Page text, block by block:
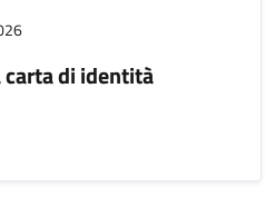
di identità